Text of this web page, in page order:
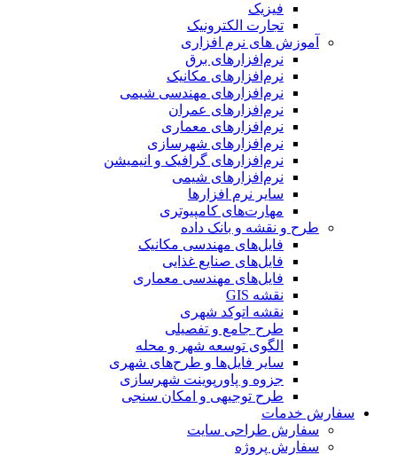
فیزیک
تجارت الکترونیک
آموزش های نرم افزاری
نرم‌افزارهای برق
نرم‌افزارهای مکانیک
نرم‌افزارهای مهندسی شیمی
نرم‌افزارهای عمران
نرم‌افزارهای معماری
نرم‌افزارهای شهرسازی
نرم‌افزارهای گرافیک و انیمیشن
نرم‌افزارهای شیمی
سایر نرم افزارها
مهارت‌های کامپیوتری
طرح و نقشه و بانک داده
فایل‌های مهندسی مکانیک
فایل‌های صنایع غذایی
فایل‌های مهندسی معماری
نقشه GIS
نقشه اتوکد شهری
طرح جامع و تفصیلی
الگوی توسعه شهر و محله
سایر فایل‌ها و طرح‌های شهری
جزوه و پاورپوینت شهرسازی
طرح توجیهی و امکان سنجی
سفارش خدمات
سفارش طراحی سایت
سفارش پروژه